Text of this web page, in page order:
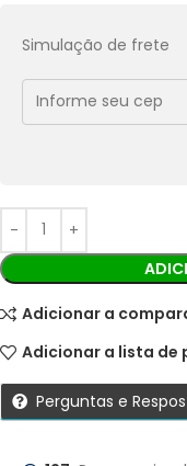
Ao finalizar sua
realizar o pagamento.
Simulação de frete
Adicionar a
Adicionar a lista de
Perguntas e